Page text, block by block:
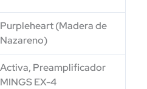
Purpleheart (Madera de
Nazareno)
Activa, Preamplificador
MINGS EX-4